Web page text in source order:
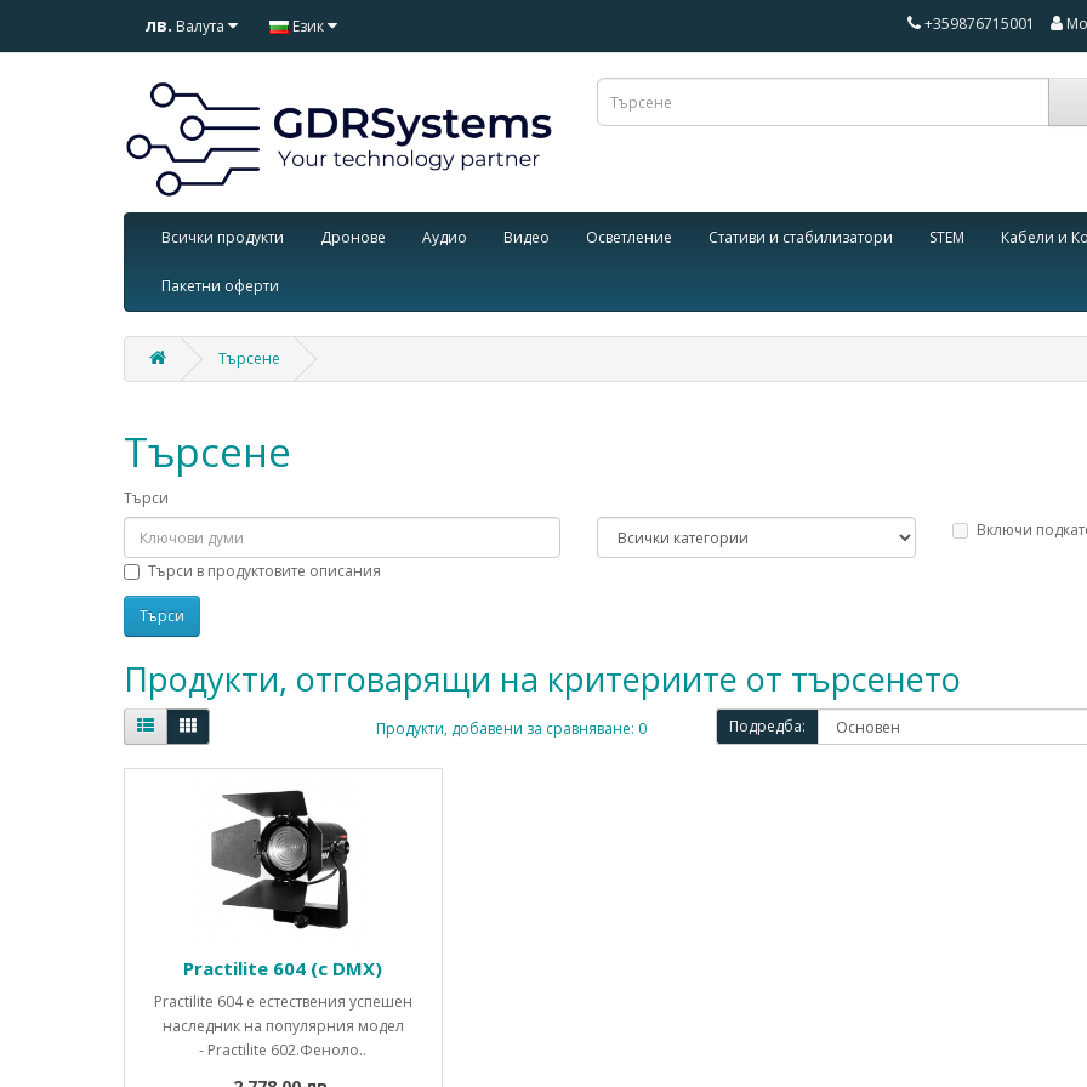
лв. Валута Език +359876715001
Всички продукти Дронове Аудио Видео Осветление Стативи и стабилизатори STEM Кабели и
Пакетни оферти
Търсене
Търсене
Търси
Включи
Търси в продуктовите описания
Продукти, отговарящи на критериите от търсенето
Продукти, добавени за сравняване: 0 Подредба:
Practilite 604 (с DMX)
Practilite 604 е естествения успешен
наследник на популярния модел
- Practilite 602.Феноло..